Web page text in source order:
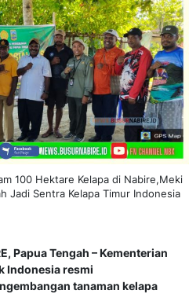
100 Hektare Kelapa di Nabire,Meki
Jadi Sentra Kelapa Timur Indonesia
Papua Tengah – Kementerian
Indonesia resmi
tanaman kelapa